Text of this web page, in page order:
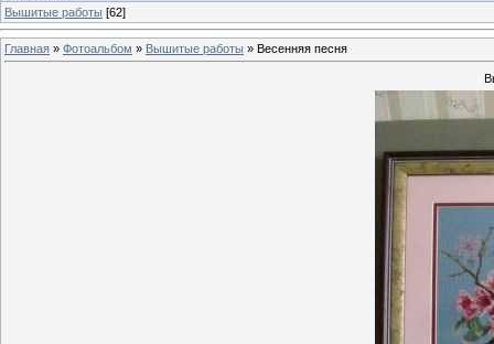
Вышитые работы [62]
Главная » Фотоальбом » Вышитые работы » Весенняя песня